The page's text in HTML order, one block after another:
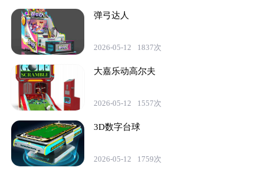
弹弓达人
2026-05-12 1837次
大嘉乐动高尔夫
2026-05-12 1557次
3D数字台球
2026-05-12 1759次